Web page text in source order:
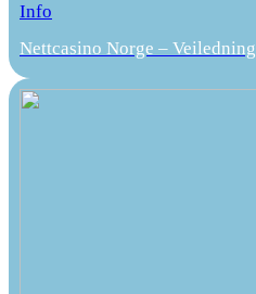
Info
Nettcasino Norge –